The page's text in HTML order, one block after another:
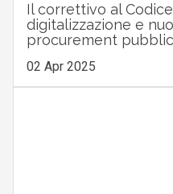
Il correttivo al
digitalizzazione e
procurement
02 Apr 2025